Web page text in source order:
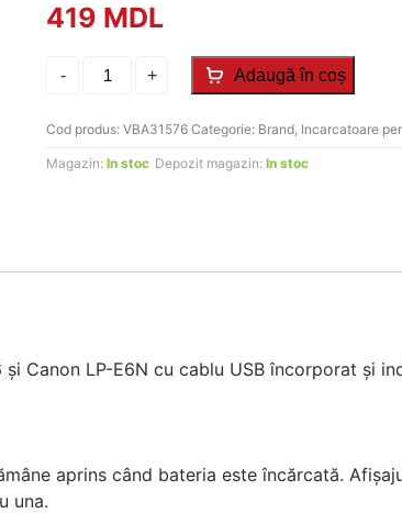
419 MDL
-
Cantitate
Incarcator
E6
p/u
Canon
E6Nh
+ Adaugă în coș
Cod produs:VBA31576Categorie: Brand, Incarcatoare
Magazin:In stoc Depozit magazin:In stoc
Canon LP-E6N cu cablu USB încorporat și
aprins când bateria este încărcată.
una.